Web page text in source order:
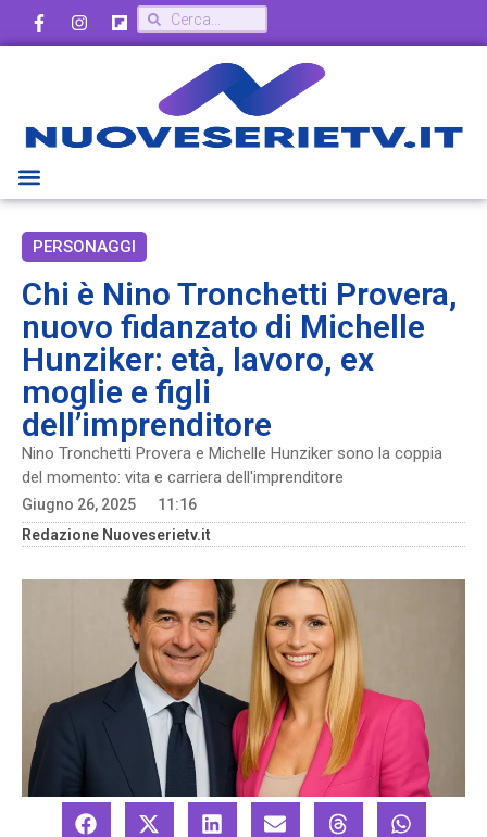
PERSONAGGI
Chi è Nino Tronchetti Provera,
nuovo fidanzato di Michelle
Hunziker: età, lavoro, ex
moglie e figli
dell’imprenditore
Nino Tronchetti Provera e Michelle Hunziker sono la coppia
del momento: vita e carriera dell'imprenditore
Giugno 26, 2025
11:16
Redazione Nuoveserietv.it